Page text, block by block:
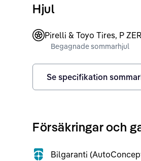
Hjul
Pirelli & Toyo Tires, P
Begagnade sommarhjul
Se specifikation
Försäkringar och
Bilgaranti